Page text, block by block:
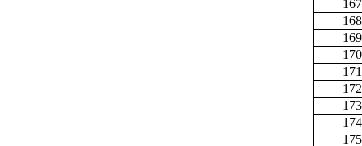
167
168
169
170
171
172
173
174
175